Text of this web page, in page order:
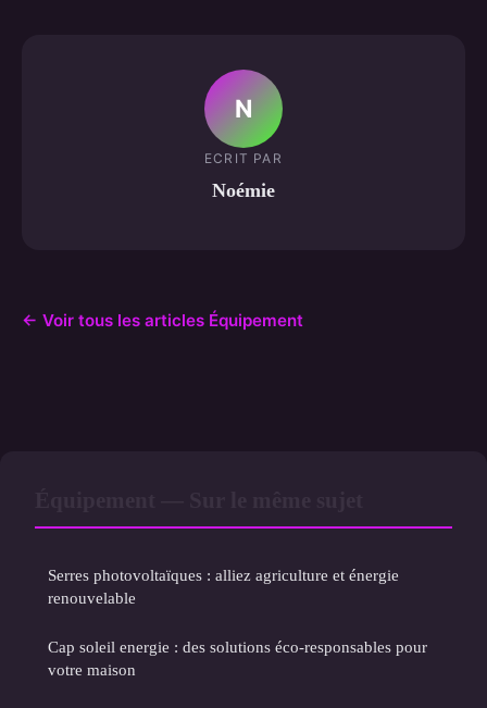
N
ECRIT PAR
Noémie
← Voir tous les articles Équipement
Serres photovoltaïques : alliez agriculture et énergie
renouvelable
Cap soleil energie : des solutions éco-responsables pour
votre maison